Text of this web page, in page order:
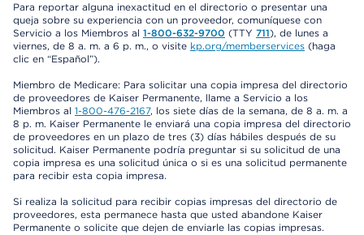
Para reportar alguna inexactitud en el directorio o presentar una
queja sobre su experiencia con un proveedor, comuníquese con
Servicio a los Miembros al 1-800-632-9700 (TTY 711), de lunes a
viernes, de 8 a. m. a 6 p. m., o visite kp.org/memberservices (haga
clic en “Español”).
Miembro de Medicare: Para solicitar una copia impresa del directorio
de proveedores de Kaiser Permanente, llame a Servicio a los
Miembros al 1-800-476-2167, los siete días de la semana, de 8 a. m. a
8 p. m. Kaiser Permanente le enviará una copia impresa del directorio
de proveedores en un plazo de tres (3) días hábiles después de su
solicitud. Kaiser Permanente podría preguntar si su solicitud de una
copia impresa es una solicitud única o si es una solicitud permanente
para recibir esta copia impresa.
Si realiza la solicitud para recibir copias impresas del directorio de
proveedores, esta permanece hasta que usted abandone Kaiser
Permanente o solicite que dejen de enviarle las copias impresas.